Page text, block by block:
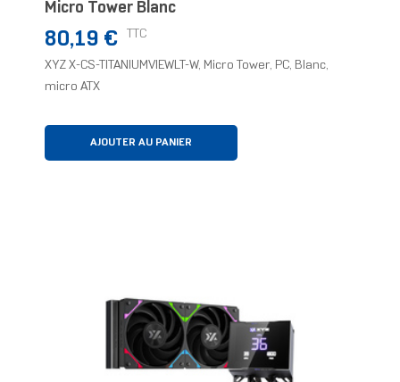
Micro Tower Blanc
Prix
80,19 € TTC
XYZ X-CS-TITANIUMVIEWLT-W, Micro Tower, PC, Blanc,
micro ATX
AJOUTER AU PANIER